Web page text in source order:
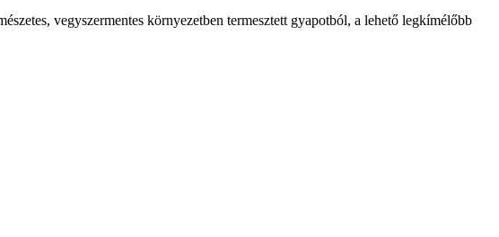
vegyszermentes környezetben termesztett gyapotból, a lehető legkímélőbb